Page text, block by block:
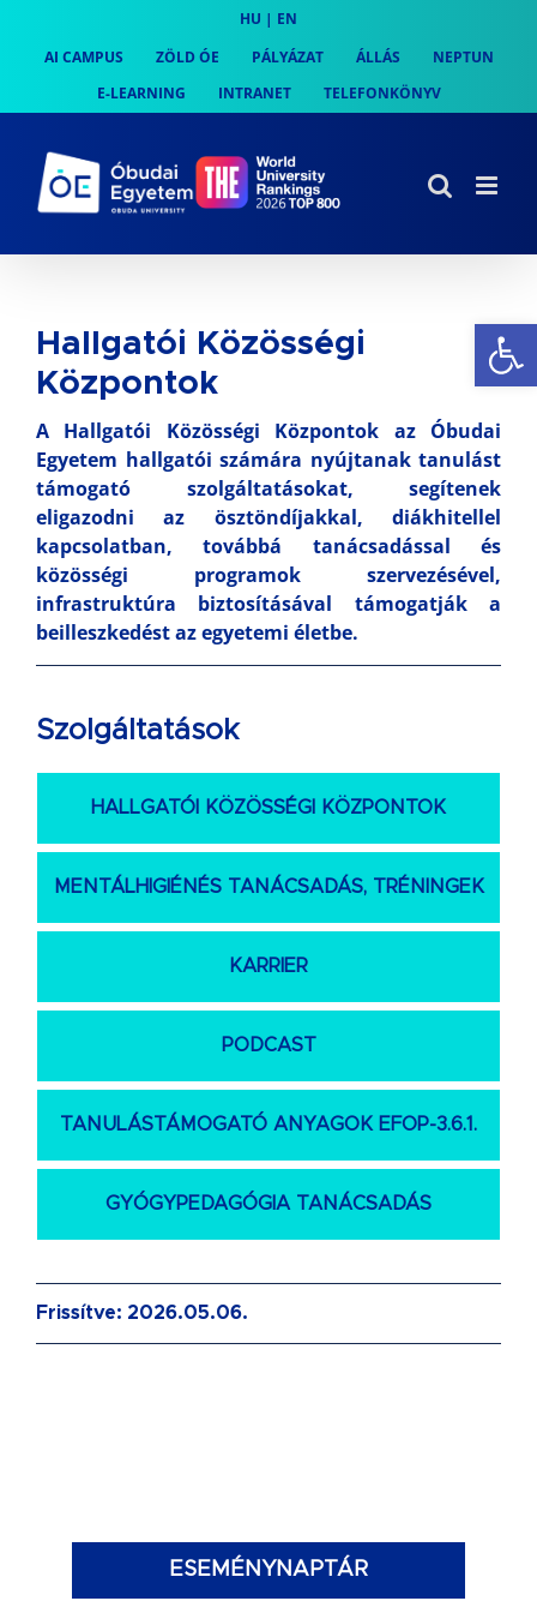
content
HU | EN
AI CAMPUS
ZÖLD ÓE PÁLYÁZAT ÁLLÁS
NEPTUN
E-LEARNING
INTRANET TELEFONKÖNYV
Hallgatói Közösségi
Központok
A Hallgatói Közösségi Központok az Óbudai
Egyetem hallgatói számára nyújtanak tanulást
támogató szolgáltatásokat, segítenek
eligazodni az ösztöndíjakkal, diákhitellel
kapcsolatban, továbbá tanácsadással és
közösségi programok szervezésével,
infrastruktúra biztosításával támogatják a
beilleszkedést az egyetemi életbe.
Szolgáltatások
HALLGATÓI KÖZÖSSÉGI KÖZPONTOK
MENTÁLHIGIÉNÉS TANÁCSADÁS, TRÉNINGEK
KARRIER
PODCAST
TANULÁSTÁMOGATÓ ANYAGOK EFOP-3.6.1.
GYÓGYPEDAGÓGIA TANÁCSADÁS
Frissítve: 2026.05.06.
ESEMÉNYNAPTÁR